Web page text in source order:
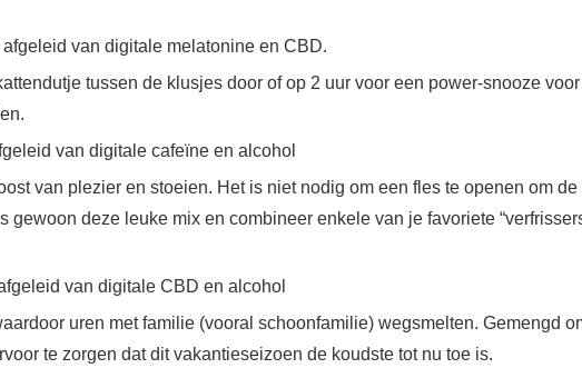
van digitale melatonine en CBD.
tussen de klusjes door of op 2 uur voor een power-snooze voor
van digitale cafeïne en alcohol
van plezier en stoeien. Het is niet nodig om een ​​fles te openen om de
deze leuke mix en combineer enkele van je favoriete
van digitale CBD en alcohol
uren met familie (vooral schoonfamilie) wegsmelten. Gemengd
te zorgen dat dit vakantieseizoen de koudste tot nu toe is.